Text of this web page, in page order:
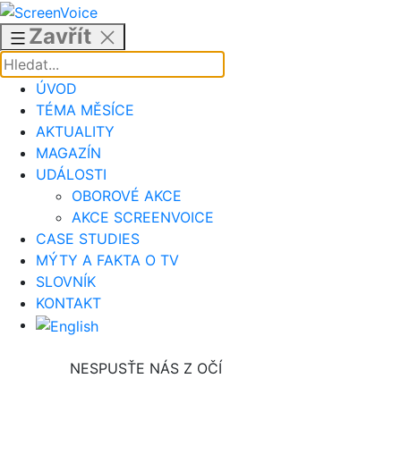
Přejít
obsahu
Zavřít
ÚVOD
TÉMA MĚSÍCE
AKTUALITY
MAGAZÍN
UDÁLOSTI
OBOROVÉ AKCE
AKCE SCREENVOICE
CASE STUDIES
MÝTY A FAKTA O TV
SLOVNÍK
KONTAKT
NESPUSŤE NÁS Z OČÍ